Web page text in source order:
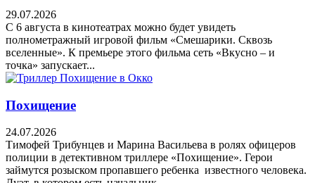
29.07.2026
С 6 августа в кинотеатрах можно будет увидеть
полнометражный игровой фильм «Смешарики. Сквозь
вселенные». К премьере этого фильма сеть «Вкусно – и
точка» запускает...
Похищение
24.07.2026
Тимофей Трибунцев и Марина Васильева в ролях офицеров
полиции в детективном триллере «Похищение». Герои
займутся розыском пропавшего ребенка известного человека.